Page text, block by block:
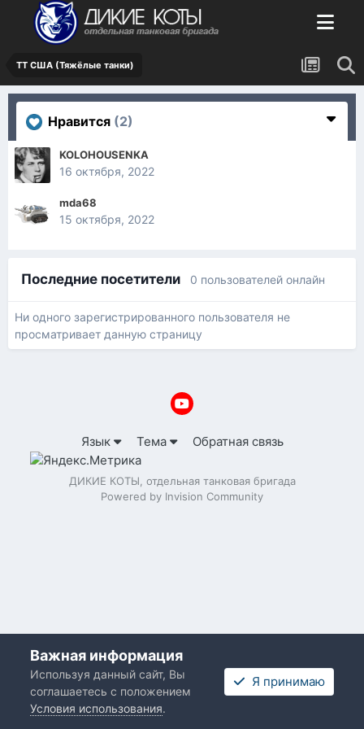
ТТ США (Тяжёлые танки)
Нравится (2)
KOLOHOUSENKA
16 октября, 2022
mda68
15 октября, 2022
Последние посетители 0 пользователей онлайн
Ни одного зарегистрированного пользователя не
просматривает данную страницу
Язык Тема Обратная связь
ДИКИЕ КОТЫ, отдельная танковая бригада
Powered by Invision Community
Важная информация
Используя данный сайт, Вы
соглашаетесь с положением
Условия использования.
Я принимаю